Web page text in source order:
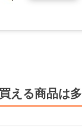
える商品は